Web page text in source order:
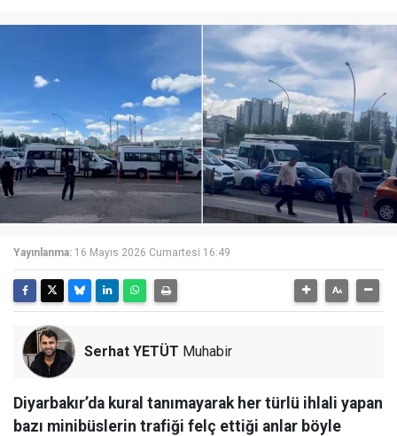
Yayınlanma: 16 Mayıs 2026 Cumartesi 16:49
Serhat YETÜT Muhabir
Diyarbakır’da kural tanımayarak her türlü ihlali yapan
bazı minibüslerin trafiği felç ettiği anlar böyle